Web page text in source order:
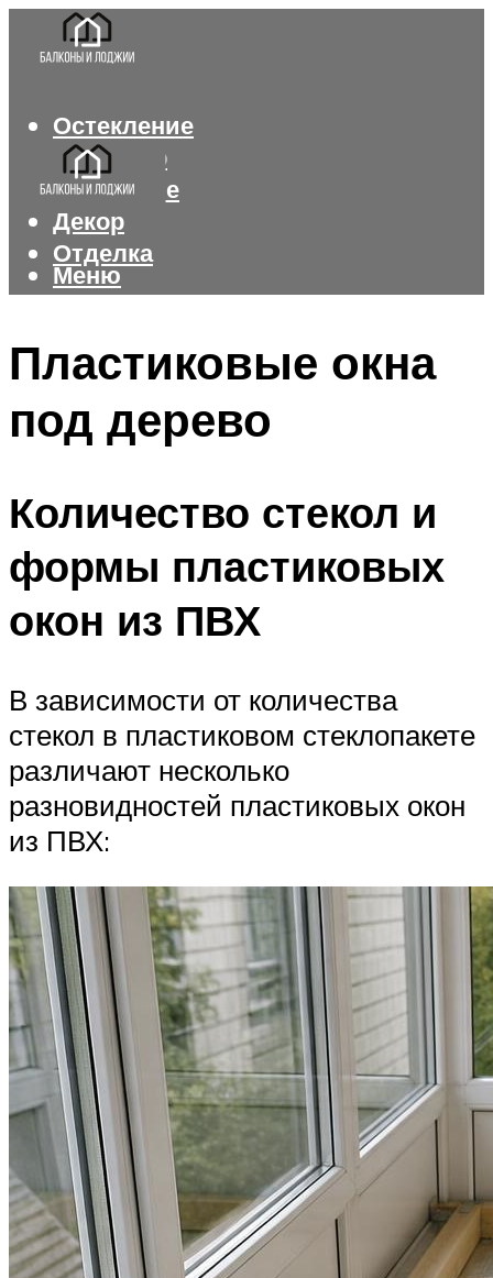
Остекление
Интерьер
Утепление
Декор
Отделка
Меню
Пластиковые окна
под дерево
Количество стекол и
формы пластиковых
окон из ПВХ
В зависимости от количества
стекол в пластиковом стеклопакете
различают несколько
разновидностей пластиковых окон
из ПВХ: